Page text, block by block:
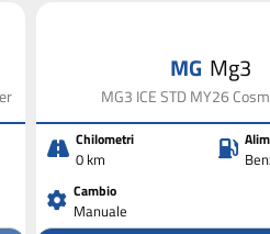
MG Mg3
MG3 ICE STD MY26
Chilometri
0 km
Cambio
Manuale